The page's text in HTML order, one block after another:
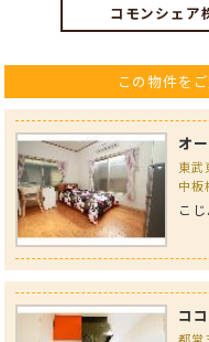
コモンシェア
この物件を
オ
東武
中板
こ
コ